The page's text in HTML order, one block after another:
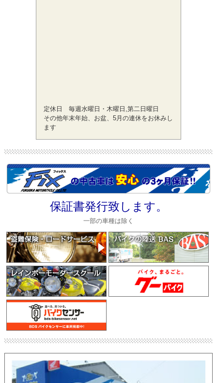
定休日 毎週水曜日・木曜日,第二日曜日
その他年末年始、お盆、5月の連休をお休みし
ます
保証書発行致します。
一部の車種は除く